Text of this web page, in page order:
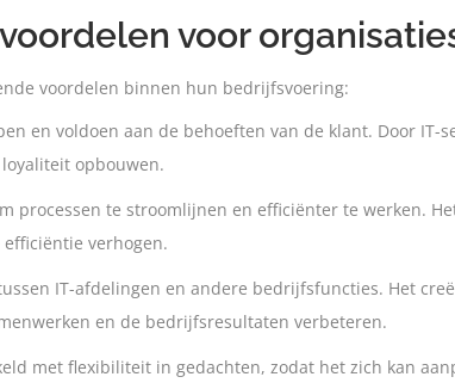
voor
voordelen binnen hun bedrijfsvoering:
en voldoen aan de behoeften van de klant. Door IT-
opbouwen.
processen te stroomlijnen en efficiënter te werken.
verhogen.
IT-afdelingen en andere bedrijfsfuncties. Het
en de bedrijfsresultaten verbeteren.
met flexibiliteit in gedachten, zodat het zich kan